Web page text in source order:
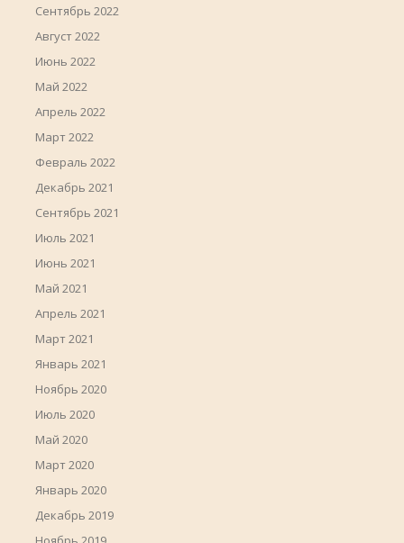
Сентябрь 2022
Август 2022
Июнь 2022
Май 2022
Апрель 2022
Март 2022
Февраль 2022
Декабрь 2021
Сентябрь 2021
Июль 2021
Июнь 2021
Май 2021
Апрель 2021
Март 2021
Январь 2021
Ноябрь 2020
Июль 2020
Май 2020
Март 2020
Январь 2020
Декабрь 2019